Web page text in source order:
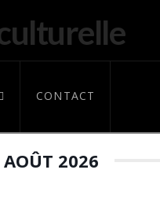
CONTACT
AOÛT 2026